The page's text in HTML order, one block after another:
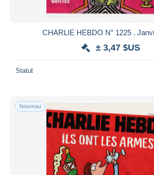
CHARLIE HEBDO N° 1225 .
± 3,47 $US
Statut
Nouveau